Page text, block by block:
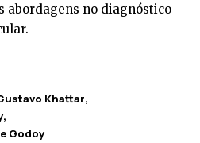
abordagens no diagnóstico
Khattar
Godoy